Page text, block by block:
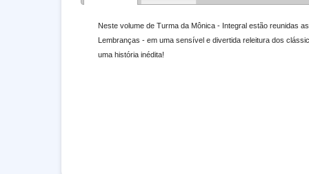
Neste volume de Turma da Mônica - Integral estão reunidas
Lembranças - em uma sensível e divertida releitura dos
uma história inédita!